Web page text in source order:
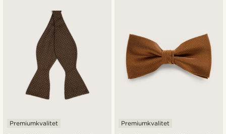
Premiumkvalitet Premiumkvalitet